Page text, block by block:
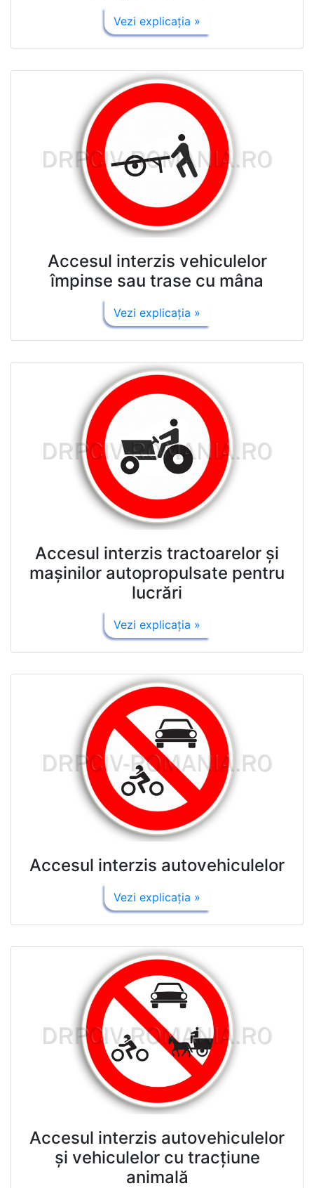
Vezi explicaţia »
Accesul interzis vehiculelor
împinse sau trase cu mâna
Vezi explicaţia »
Accesul interzis tractoarelor şi
maşinilor autopropulsate pentru
lucrări
Vezi explicaţia »
Accesul interzis autovehiculelor
Vezi explicaţia »
Accesul interzis autovehiculelor
şi vehiculelor cu tracţiune
animală